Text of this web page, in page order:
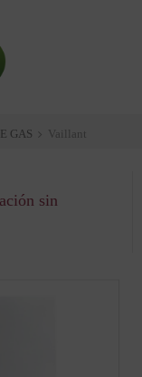
GAS Vaillant
sin